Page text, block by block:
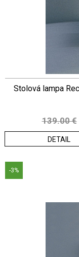
Stolová lampa
139.00 €
DETAIL
-3%